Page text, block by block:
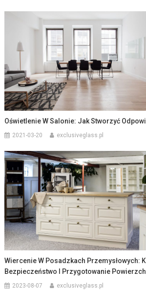
Oświetlenie W Salonie: Jak Stworzyć
2021-03-20 exclusiveglass.pl
Wiercenie W Posadzkach Przemysłowych:
Bezpieczeństwo I Przygotowanie
2023-08-07 exclusiveglass.pl